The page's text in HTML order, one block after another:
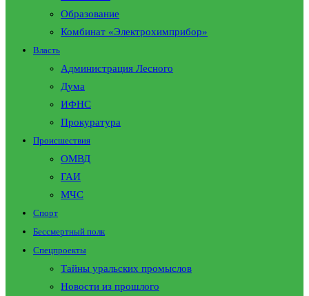
Образование
Комбинат «Электрохимприбор»
Власть
Администрация Лесного
Дума
ИФНС
Прокуратура
Происшествия
ОМВД
ГАИ
МЧС
Спорт
Бессмертный полк
Спецпроекты
Тайны уральских промыслов
Новости из прошлого